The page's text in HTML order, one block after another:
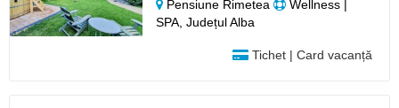
Pensiune Rimetea
Wellness |
SPA, Județul Alba
Tichet | Card vacanță